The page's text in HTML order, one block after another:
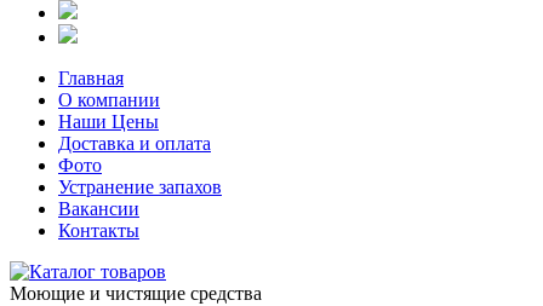
Главная
О компании
Наши Цены
Доставка и оплата
Фото
Устранение запахов
Вакансии
Контакты
Моющие и чистящие средства